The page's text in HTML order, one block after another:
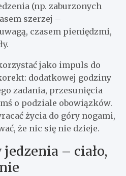
(np. zaburzonych
szerzej –
czasem pieniędzmi,
jako impuls do
dodatkowej godziny
zadania, przesunięcia
o podziale obowiązków.
życia do góry nogami,
że nic się nie dzieje.
– ciało,